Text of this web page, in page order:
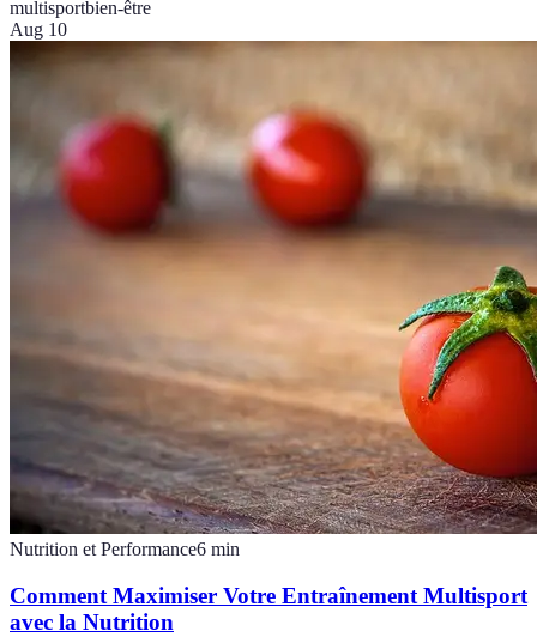
multisportbien-être
Aug 10
Nutrition et Performance6 min
Comment Maximiser Votre Entraînement Multisport
avec la Nutrition